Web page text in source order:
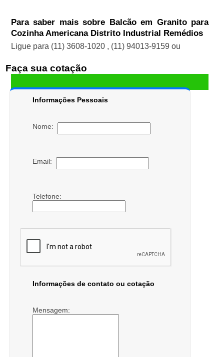
Para saber mais sobre Balcão em Granito para
Cozinha Americana Distrito Industrial Remédios
Ligue para (11) 3608-1020 , (11) 94013-9159 ou
Faça sua cotação
Informações Pessoais
Nome:
Email:
Telefone:
Informações de contato ou cotação
Mensagem: